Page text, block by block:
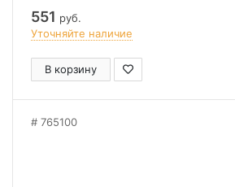
551 руб.
Уточняйте наличие
В корзину
765100